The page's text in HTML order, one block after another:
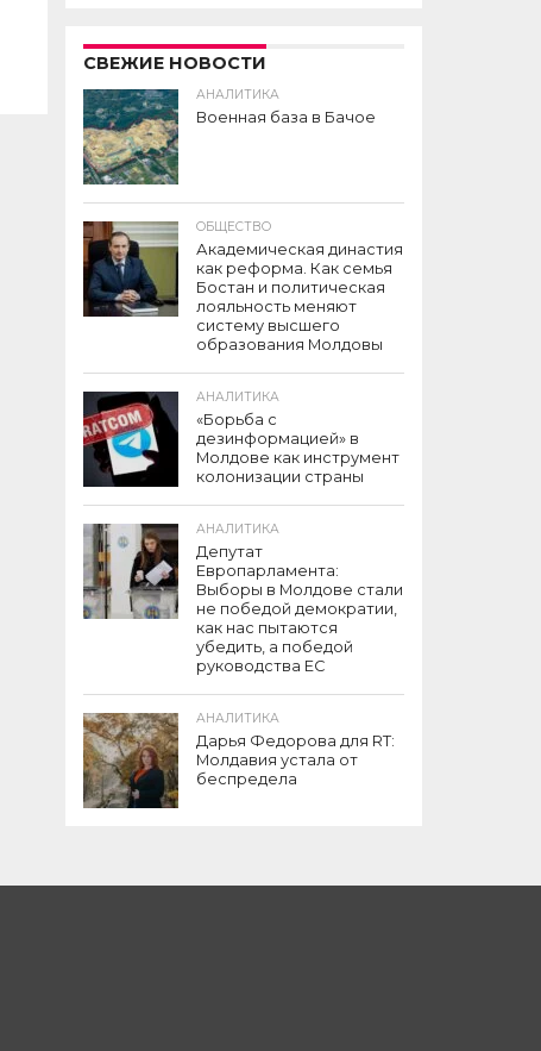
СВЕЖИЕ НОВОСТИ
АНАЛИТИКА
Военная база в Бачое
ОБЩЕСТВО
Академическая династия
как реформа. Как семья
Бостан и политическая
лояльность меняют
систему высшего
образования Молдовы
АНАЛИТИКА
«Борьба с
дезинформацией» в
Молдове как инструмент
колонизации страны
АНАЛИТИКА
Депутат
Европарламента:
Выборы в Молдове стали
не победой демократии,
как нас пытаются
убедить, а победой
руководства ЕС
АНАЛИТИКА
Дарья Федорова для RT:
Молдавия устала от
беспредела